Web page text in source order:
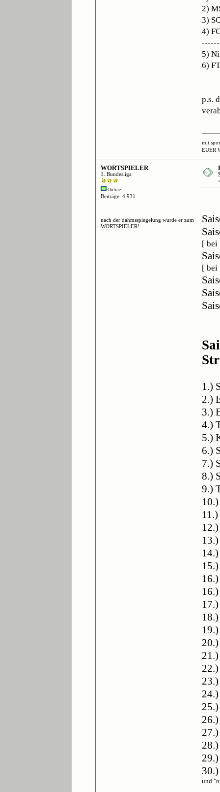
2)
3)
4)
5)
6)
p.s.
mit
EUER
WORTSPIELER
1. Bundesliga
Online
Beiträge: 4.931
nach der dahmsspiegelung wurde er zum
WORTSPIELER!
[ bei
[ bei
1.)
2.)
3.)
4.)
5.)
6.)
7.)
8.)
9.)
und